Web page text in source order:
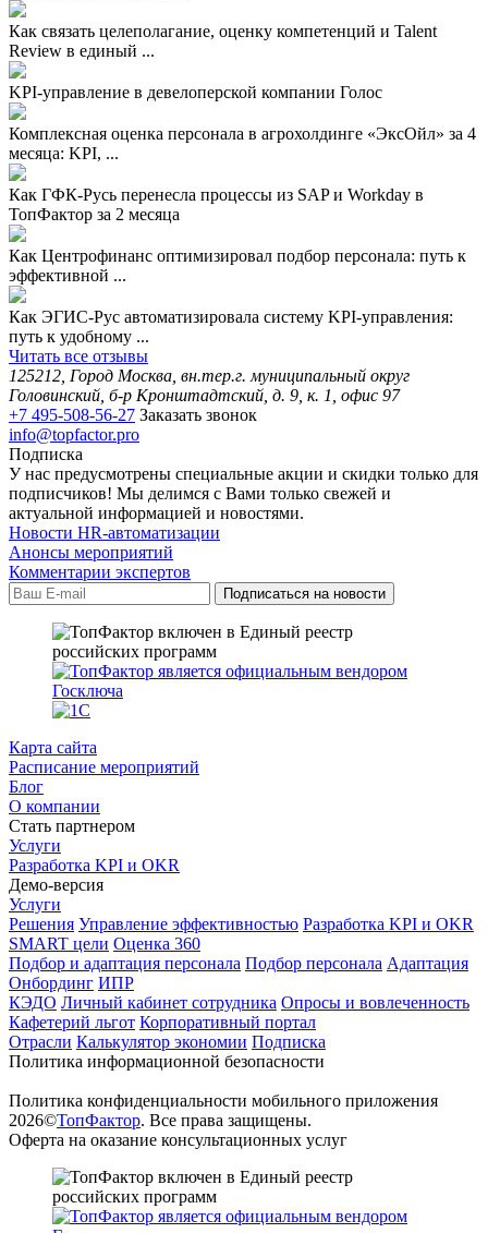
Как связать целеполагание, оценку компетенций и Talent
Review в единый ...
KPI-управление в девелоперской компании Голос
Комплексная оценка персонала в агрохолдинге «ЭксОйл» за 4
месяца: KPI, ...
Как ГФК-Русь перенесла процессы из SAP и Workday в
ТопФактор за 2 месяца
Как Центрофинанс оптимизировал подбор персонала: путь к
эффективной ...
Как ЭГИС-Рус автоматизировала систему KPI-управления:
путь к удобному ...
Читать все отзывы
125212, Город Москва, вн.тер.г. муниципальный округ
Головинский, б-р Кронштадтский, д. 9, к. 1, офис 97
+7 495-508-56-27 Заказать звонок
info@topfactor.pro
Подписка
У нас предусмотрены специальные акции и скидки только для
подписчиков! Мы делимся с Вами только свежей и
актуальной информацией и новостями.
Новости HR-автоматизации
Анонсы мероприятий
Комментарии экспертов
Карта сайта
Расписание мероприятий
Блог
О компании
Стать партнером
Услуги
Разработка KPI и OKR
Демо-версия
Услуги
Решения Управление эффективностью Разработка KPI и OKR
SMART цели Оценка 360
Подбор и адаптация персонала Подбор персонала Адаптация
Онбординг ИПР
КЭДО Личный кабинет сотрудника Опросы и вовлеченность
Кафетерий льгот Корпоративный портал
Отрасли Калькулятор экономии Подписка
Политика информационной безопасности
Политика конфиденциальности мобильного приложения
2026©ТопФактор. Все права защищены.
Оферта на оказание консультационных услуг